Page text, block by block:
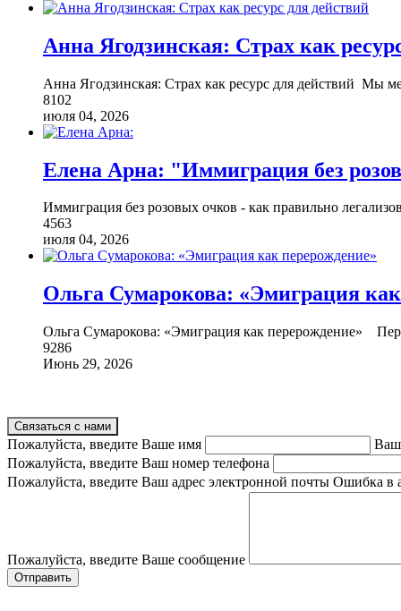
Анна Ягодзинская: Страх как
Анна Ягодзинская: Страх как ресурс для действий Мы
8102
июля 04, 2026
Елена Арна: "Иммиграция без
Иммиграция без розовых очков - как правильно
4563
июля 04, 2026
Ольга Сумарокова: «Эмиграция
Ольга Сумарокова: «Эмиграция как перерождение»
9286
Июнь 29, 2026
Связаться с нами
Пожалуйста, введите Ваше имя
Пожалуйста, введите Ваш номер телефона
Пожалуйста, введите Ваш адрес электронной почты Ошибка в
Пожалуйста, введите Ваше сообщение